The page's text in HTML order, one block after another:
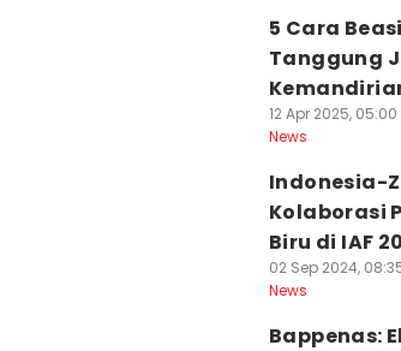
5 Cara
Tanggung
12 Apr 2025, 05:00
News
Indonesia-
Kolaborasi
Biru di IAF
02 Sep 2024,
News
Bappenas: